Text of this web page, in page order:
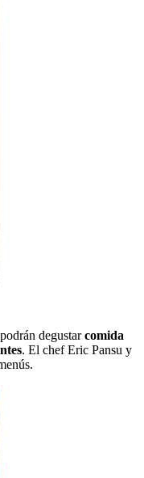
degustarcomida
. El chef Eric Pansu y